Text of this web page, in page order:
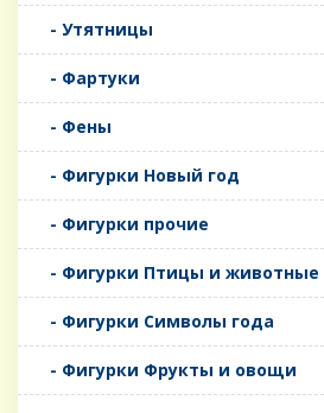
- Утятницы
- Фартуки
- Фены
- Фигурки Новый год
- Фигурки прочие
- Фигурки Птицы и животные
- Фигурки Символы года
- Фигурки Фрукты и овощи